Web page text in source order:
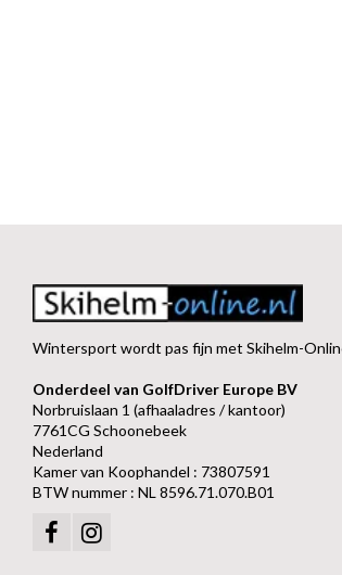
Wintersport wordt pas fijn met Skihelm-
Onderdeel van GolfDriver Europe BV
Norbruislaan 1 (afhaaladres / kantoor)
7761CG Schoonebeek
Nederland
Kamer van Koophandel : 73807591
BTW nummer : NL 8596.71.070.B01